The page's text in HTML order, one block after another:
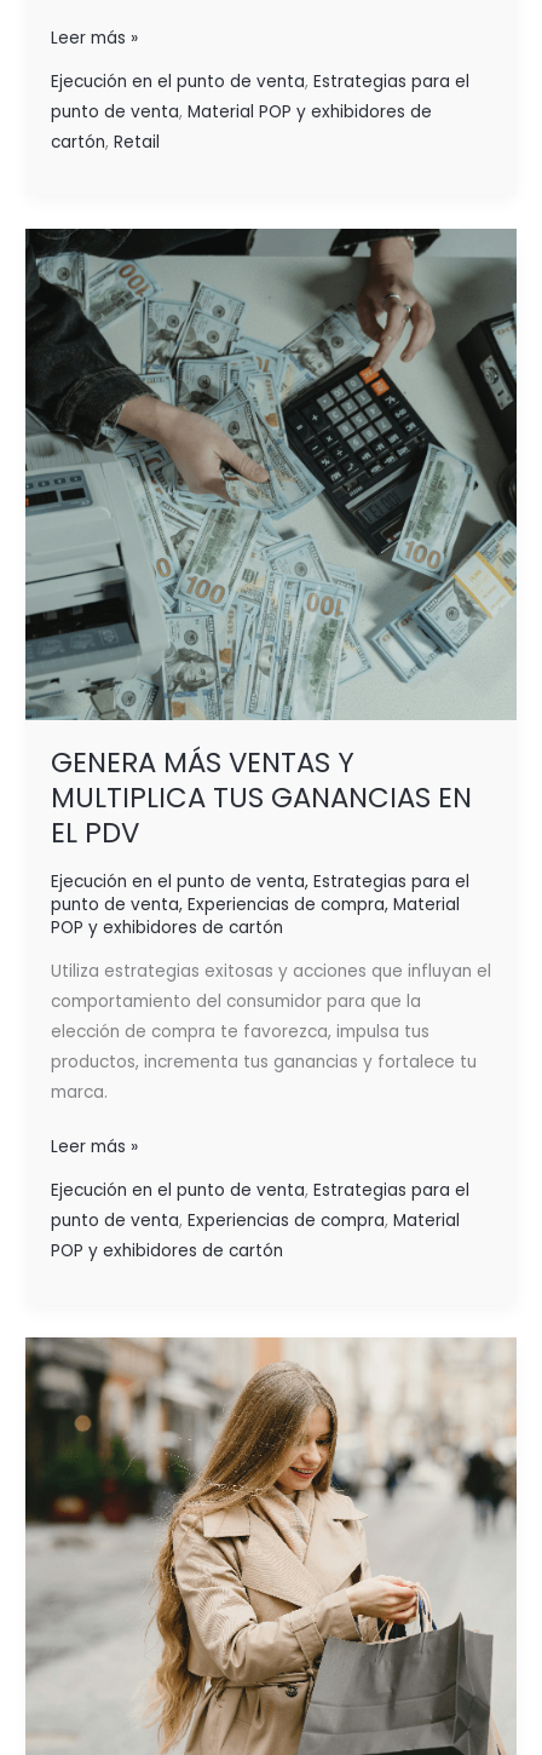
Leer más »
Ejecución en el punto de venta, Estrategias para el
punto de venta, Material POP y exhibidores de
cartón, Retail
GENERA MÁS VENTAS Y
MULTIPLICA TUS GANANCIAS EN
EL PDV
Ejecución en el punto de venta, Estrategias para el
punto de venta, Experiencias de compra, Material
POP y exhibidores de cartón
Utiliza estrategias exitosas y acciones que influyan el
comportamiento del consumidor para que la
elección de compra te favorezca, impulsa tus
productos, incrementa tus ganancias y fortalece tu
marca.
GENERA
MÁS
VENTAS
Y
MULTIPLICA
TUS
GANANCIAS EN
EL
PDV
Leer más »
Ejecución en el punto de venta, Estrategias para el
punto de venta, Experiencias de compra, Material
POP y exhibidores de cartón
NEUROVENTAS:
LA
PSICOLOGÍA
DETRÁS
LA
DECISIÓN